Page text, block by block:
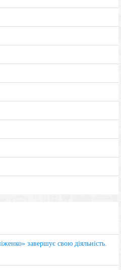
завершує свою діяльність.